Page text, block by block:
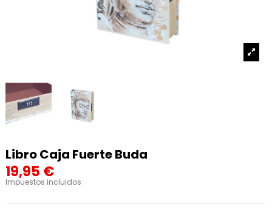
Libro Caja Fuerte Buda
19,95 €
Impuestos incluidos